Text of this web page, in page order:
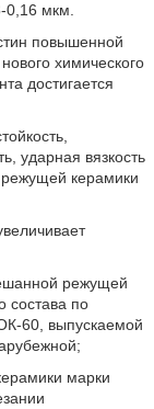
0,16 мкм.
повышенной
химического
достигается
ударная вязкость
керамики
режущей
состава по
60, выпускаемой
марки